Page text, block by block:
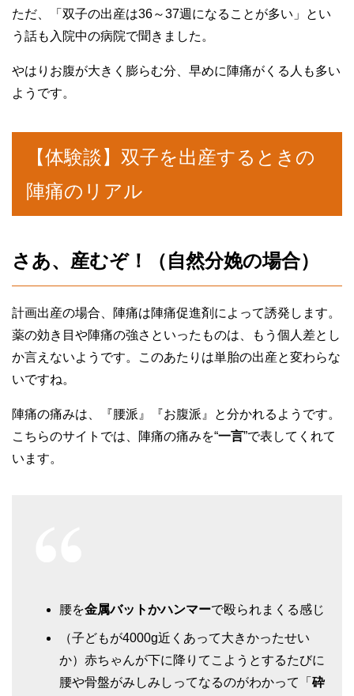
ただ、「双子の出産は36～37週になることが多い」とい
う話も入院中の病院で聞きました。
やはりお腹が大きく膨らむ分、早めに陣痛がくる人も多い
ようです。
【体験談】双子を出産するときの
陣痛のリアル
さあ、産むぞ！（自然分娩の場合）
計画出産の場合、陣痛は陣痛促進剤によって誘発します。
薬の効き目や陣痛の強さといったものは、もう個人差とし
か言えないようです。このあたりは単胎の出産と変わらな
いですね。
陣痛の痛みは、『腰派』『お腹派』と分かれるようです。
こちらのサイトでは、陣痛の痛みを“一言”で表してくれて
います。
腰を金属バットかハンマーで殴られまくる感じ
（子どもが4000g近くあって大きかったせい
か）赤ちゃんが下に降りてこようとするたびに
腰や骨盤がみしみしってなるのがわかって「 砕